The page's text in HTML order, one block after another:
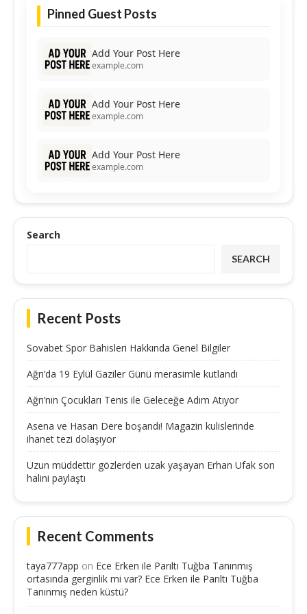
Pinned Guest Posts
Add Your Post Here
example.com
Add Your Post Here
example.com
Add Your Post Here
example.com
Search
SEARCH
Recent Posts
Sovabet Spor Bahisleri Hakkında Genel Bilgiler
Ağrı’da 19 Eylül Gaziler Günü merasimle kutlandı
Ağrı’nın Çocukları Tenis ile Geleceğe Adım Atıyor
Asena ve Hasan Dere boşandı! Magazin kulislerinde
ihanet tezi dolaşıyor
Uzun müddettir gözlerden uzak yaşayan Erhan Ufak son
halini paylaştı
Recent Comments
taya777app on Ece Erken ile Parıltı Tuğba Tanınmış
ortasında gerginlik mi var? Ece Erken ile Parıltı Tuğba
Tanınmış neden küstü?